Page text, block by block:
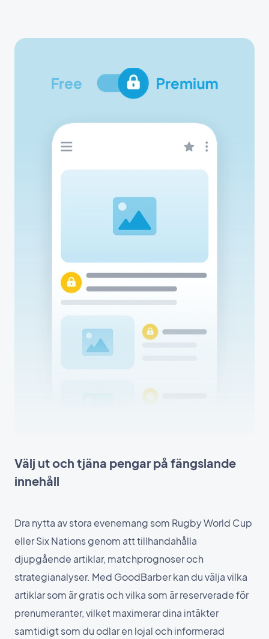
Välj ut och tjäna pengar på fängslande
innehåll
Dra nytta av stora evenemang som Rugby World Cup
eller Six Nations genom att tillhandahålla
djupgående artiklar, matchprognoser och
strategianalyser. Med GoodBarber kan du välja vilka
artiklar som är gratis och vilka som är reserverade för
prenumeranter, vilket maximerar dina intäkter
samtidigt som du odlar en lojal och informerad